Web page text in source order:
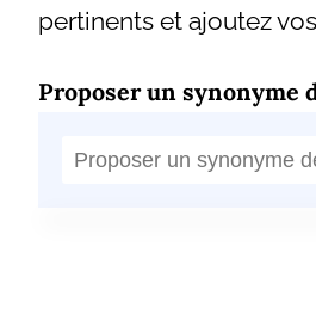
pertinents et ajoutez
Proposer un synonyme